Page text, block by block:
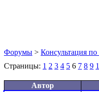
Форумы > Консультация по
Страницы: 1 2 3 4 5 6 7 8 9
Автор